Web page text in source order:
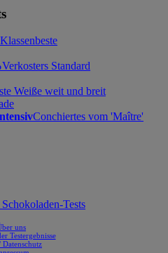
Klassenbeste
Verkosters Standard
Weiße weit und breit
Conchiertes vom 'Maître'
Tests
uns
Testergebnisse
Datenschutz